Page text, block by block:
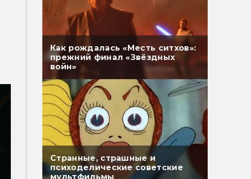
Как рождалась «Месть ситхов»:
прежний финал «Звёздных
войн»
Странные, страшные и
психоделические советские
мультфильмы